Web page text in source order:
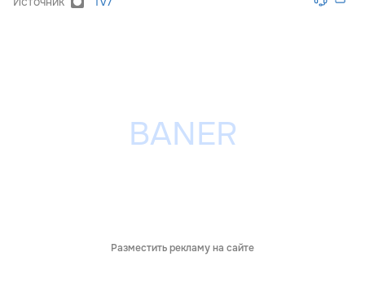
Разместить рекламу на сайте